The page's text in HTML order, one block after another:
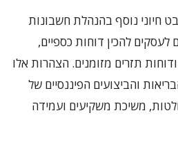
חיוני נוסף בהנהלת חשבונות
לעסקים להכין דוחות כספיים,
תזרים מזומנים. הצהרות אלו
והביצועים הפיננסיים של
משיכת משקיעים ועמידה